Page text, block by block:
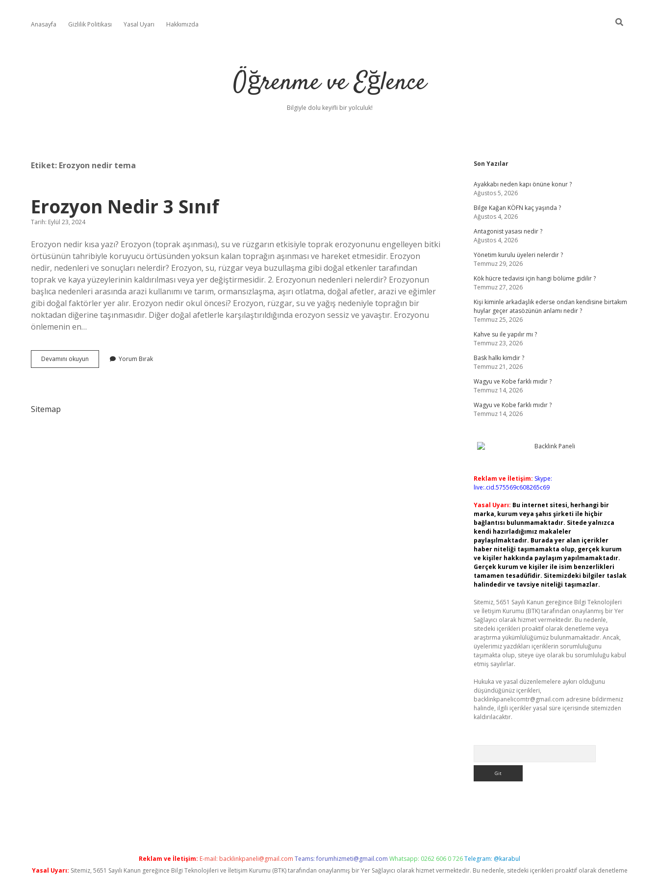
Anasayfa Gizlilik Politikası Yasal Uyarı Hakkımızda
Öğrenme ve Eğlence
Bilgiyle dolu keyifli bir yolculuk!
Etiket: Erozyon nedir tema
Erozyon Nedir 3 Sınıf
Tarih: Eylül 23, 2024
Erozyon nedir kısa yazı? Erozyon (toprak aşınması), su ve rüzgarın etkisiyle toprak erozyonunu engelleyen bitki
örtüsünün tahribiyle koruyucu örtüsünden yoksun kalan toprağın aşınması ve hareket etmesidir. Erozyon
nedir, nedenleri ve sonuçları nelerdir? Erozyon, su, rüzgar veya buzullaşma gibi doğal etkenler tarafından
toprak ve kaya yüzeylerinin kaldırılması veya yer değiştirmesidir. 2. Erozyonun nedenleri nelerdir? Erozyonun
başlıca nedenleri arasında arazi kullanımı ve tarım, ormansızlaşma, aşırı otlatma, doğal afetler, arazi ve eğimler
gibi doğal faktörler yer alır. Erozyon nedir okul öncesi? Erozyon, rüzgar, su ve yağış nedeniyle toprağın bir
noktadan diğerine taşınmasıdır. Diğer doğal afetlerle karşılaştırıldığında erozyon sessiz ve yavaştır. Erozyonu
önlemenin en…
Devamını okuyun Erozyon
Nedir
Yorum Bırak
Sitemap
Sidebar
Son Yazılar
Ayakkabı neden kapı önüne konur ?
Ağustos 5, 2026
Bilge Kağan KÖFN kaç yaşında ?
Ağustos 4, 2026
Antagonist yasası nedir ?
Ağustos 4, 2026
Yönetim kurulu üyeleri nelerdir ?
Temmuz 29, 2026
Kök hücre tedavisi için hangi bölüme gidilir ?
Temmuz 27, 2026
Kişi kiminle arkadaşlık ederse ondan kendisine birtakım
huylar geçer atasözünün anlamı nedir ?
Temmuz 25, 2026
Kahve su ile yapılır mı ?
Temmuz 23, 2026
Bask halkı kimdir ?
Temmuz 21, 2026
Wagyu ve Kobe farklı mıdır ?
Temmuz 14, 2026
Wagyu ve Kobe farklı mıdır ?
Temmuz 14, 2026
Reklam ve İletişim: Skype:
live:.cid.575569c608265c69
Yasal Uyarı: Bu internet sitesi, herhangi bir
marka, kurum veya şahıs şirketi ile hiçbir
bağlantısı bulunmamaktadır. Sitede yalnızca
kendi hazırladığımız makaleler
paylaşılmaktadır. Burada yer alan içerikler
haber niteliği taşımamakta olup, gerçek kurum
ve kişiler hakkında paylaşım yapılmamaktadır.
Gerçek kurum ve kişiler ile isim benzerlikleri
tamamen tesadüfidir. Sitemizdeki bilgiler taslak
halindedir ve tavsiye niteliği taşımazlar.
Sitemiz, 5651 Sayılı Kanun gereğince Bilgi Teknolojileri
ve İletişim Kurumu (BTK) tarafından onaylanmış bir Yer
Sağlayıcı olarak hizmet vermektedir. Bu nedenle,
sitedeki içerikleri proaktif olarak denetleme veya
araştırma yükümlülüğümüz bulunmamaktadır. Ancak,
üyelerimiz yazdıkları içeriklerin sorumluluğunu
taşımakta olup, siteye üye olarak bu sorumluluğu kabul
etmiş sayılırlar.
Hukuka ve yasal düzenlemelere aykırı olduğunu
düşündüğünüz içerikleri,
backlinkpanelicomtr@gmail.com adresine bildirmeniz
halinde, ilgili içerikler yasal süre içerisinde sitemizden
kaldırılacaktır.
Reklam ve İletişim: E-mail: backlinkpaneli@gmail.com Teams:forumhizmeti@gmail.com Whatsapp: 0262 606 0 726Telegram: @karabul
Yasal Uyarı: Sitemiz, 5651 Sayılı Kanun gereğince Bilgi Teknolojileri ve İletişim Kurumu (BTK) tarafından onaylanmış bir Yer Sağlayıcı olarak hizmet vermektedir. Bu nedenle, sitedeki içerikleri proaktif olarak denetleme